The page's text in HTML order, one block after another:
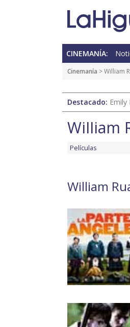
CINEMANÍA:
Cinemanía > William
Destacado: Emily
William
Películas
William